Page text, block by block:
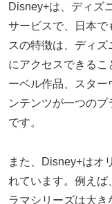
Disney+は、ディズ
サービスで、日本で
スの特徴は、ディ
にアクセスできる
ーベル作品、スター
ンテンツが一つの
です。
また、Disney+はオ
れています。例えば
ラマシリーズは大き